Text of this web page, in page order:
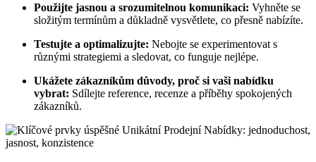
Použijte jasnou a srozumitelnou komunikaci: Vyhněte ⁤se
složitým termínům a důkladně vysvětlete, co přesně nabízíte.
Testujte a optimalizujte: Nebojte se ⁣experimentovat s
různými strategiemi a‍ sledovat, co funguje​ nejlépe.
Ukážete zákazníkům důvody, proč si vaši⁣ nabídku
vybrat: Sdílejte⁢ reference, recenze a příběhy spokojených
zákazníků.